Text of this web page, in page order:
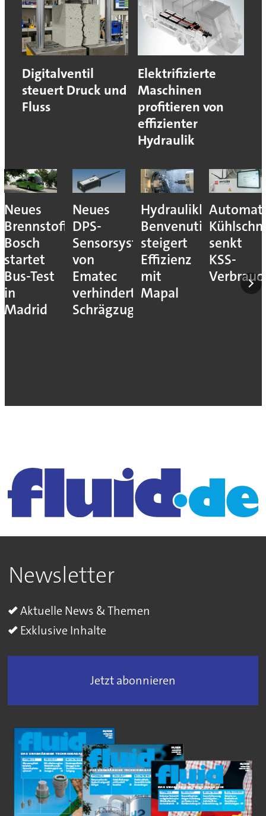
Digitalventil
steuert Druck und
Fluss
Elektrifizierte
Maschinen
profitieren von
effizienter
Hydraulik
Neues
Brennstoffzellensystem:
Bosch
startet
Bus-Test
in
Madrid
Neues
DPS-
Sensorsystem
von
Ematec
verhindert
Schrägzug
Hydraulikhersteller
Benvenuti
steigert
Effizienz
mit
Mapal
senkt
KSS-
Newsletter
Aktuelle News & Themen
Exklusive Inhalte
Jetzt abonnieren